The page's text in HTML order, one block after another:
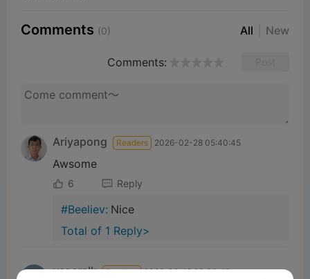
Comments (0) All New
Comments:
Ariyapong Readers 2026-02-28 05:40:45
Awsome
6 Reply
#Beeliev: Nice
Total of 1 Reply>
yaseralk Readers 2026-02-19 23:03:40